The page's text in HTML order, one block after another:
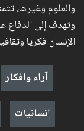
والعلوم وغيرها،
وتهدف إلى الدفاع
الإنسان فكريا
آراء وافكار
إنسانيات